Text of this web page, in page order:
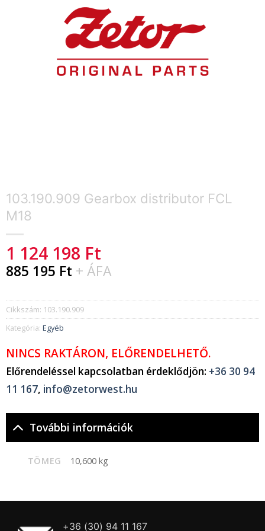
103.190.909 Gearbox distributor FCL
M18
1 124 198 Ft
885 195 Ft + ÁFA
Cikkszám: 103.190.909
Kategória: Egyéb
NINCS RAKTÁRON, ELŐRENDELHETŐ.
Előrendeléssel kapcsolatban érdeklődjön: +36 30 94
11 167, info@zetorwest.hu
További információk
TÖMEG 10,600 kg
+36 (30) 94 11 167